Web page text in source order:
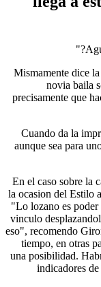
Mismamente dice
novia baila
precisamente que
Cuando da la
aunque sea para
En el caso sobre la
la ocasion del Estilo
"Lo lozano es poder
vinculo
eso", recomendo
tiempo, en otras
una posibilidad.
indicadores